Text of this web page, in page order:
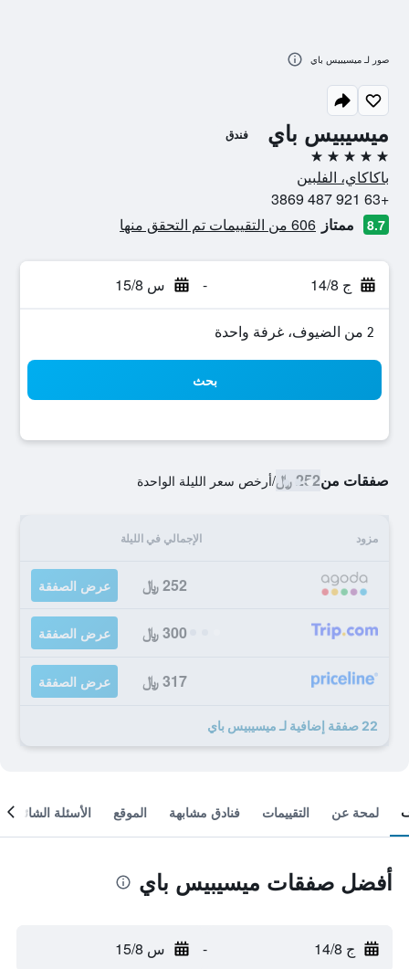
ميسيبيس باي فندق
5 نجوم
باكاكاي، الفلبين
+63 921 487 3869
8.7 ممتاز 606 من التقييمات تم التحقق منها
ج 14/8 - س 15/8
2 من الضيوف، غرفة واحدة
بحث
صفقات من252 ﷼ /أرخص سعر الليلة الواحدة
مزود الإجمالي في الليلة
252 ﷼ عرض الصفقة
300 ﷼ عرض الصفقة
317 ﷼ عرض الصفقة
22 صفقة إضافية لـ ميسيبيس باي
صور لـ ميسيبيس باي
لمحة عن التقييمات فنادق مشابهة الموقع الأسئلة الشائعة
أفضل صفقات ميسيبيس باي
ج 14/8 - س 15/8